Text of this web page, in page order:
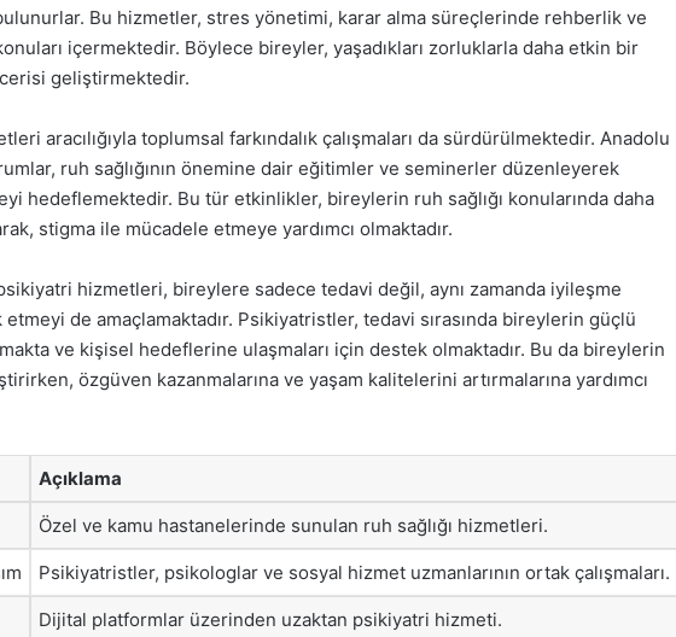
Bu hizmetler, stres yönetimi, karar alma süreçlerinde rehberlik ve
içermektedir. Böylece bireyler, yaşadıkları zorluklarla daha etkin bir
geliştirmektedir.
aracılığıyla toplumsal farkındalık çalışmaları da sürdürülmektedir. Anadolu
ruh sağlığının önemine dair eğitimler ve seminerler düzenleyerek
hedeflemektedir. Bu tür etkinlikler, bireylerin ruh sağlığı konularında daha
stigma ile mücadele etmeye yardımcı olmaktadır.
psikiyatri hizmetleri, bireylere sadece tedavi değil, aynı zamanda iyileşme
de amaçlamaktadır. Psikiyatristler, tedavi sırasında bireylerin güçlü
ve kişisel hedeflerine ulaşmaları için destek olmaktadır. Bu da bireylerin
özgüven kazanmalarına ve yaşam kalitelerini artırmalarına yardımcı
Açıklama
Özel ve kamu hastanelerinde sunulan ruh sağlığı hizmetleri.
Psikiyatristler, psikologlar ve sosyal hizmet uzmanlarının ortak çalışmaları.
Dijital platformlar üzerinden uzaktan psikiyatri hizmeti.